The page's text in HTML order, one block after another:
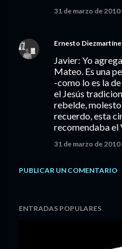
31 de marzo de 2010
Ernesto
Javier: Yo
Mateo. Es una
-como lo es la
el Jesús
rebelde,
recuerdo, esta
recomendaba el
31 de marzo de 2010
PUBLICAR UN COMENTARIO
ENTRADAS POPULARES